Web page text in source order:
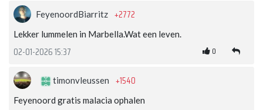
FeyenoordBiarritz +2772
Lekker lummelen in Marbella.Wat een leven.
02-01-2026 15:37 0
timonvleussen +1540
Feyenoord gratis malacia ophalen